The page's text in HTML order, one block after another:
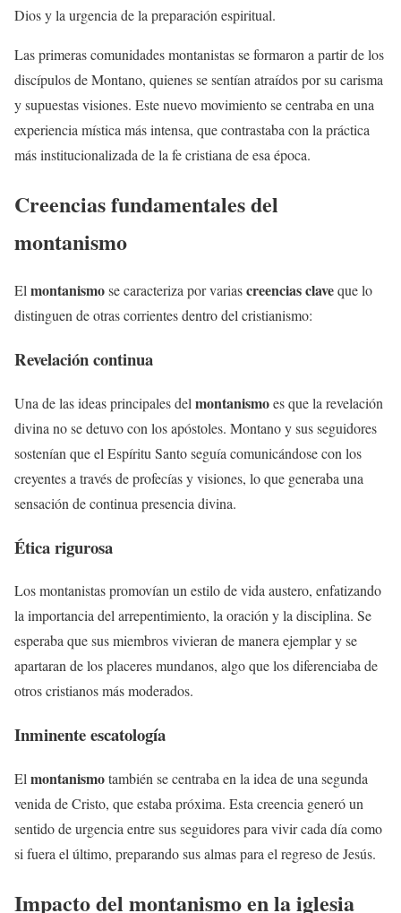
Dios y la urgencia de la preparación espiritual.
Las primeras comunidades montanistas se formaron a partir de los
discípulos de Montano, quienes se sentían atraídos por su carisma
y supuestas visiones. Este nuevo movimiento se centraba en una
experiencia mística más intensa, que contrastaba con la práctica
más institucionalizada de la fe cristiana de esa época.
Creencias fundamentales del
montanismo
Elmontanismose caracteriza por variascreencias claveque lo
distinguen de otras corrientes dentro del cristianismo:
Revelación continua
Una de las ideas principales del montanismoes que la revelación
divina no se detuvo con los apóstoles. Montano y sus seguidores
sostenían que el Espíritu Santo seguía comunicándose con los
creyentes a través de profecías y visiones, lo que generaba una
sensación de continua presencia divina.
Ética rigurosa
Los montanistas promovían un estilo de vida austero, enfatizando
la importancia del arrepentimiento, la oración y la disciplina. Se
esperaba que sus miembros vivieran de manera ejemplar y se
apartaran de los placeres mundanos, algo que los diferenciaba de
otros cristianos más moderados.
Inminente escatología
El montanismotambién se centraba en la idea de una segunda
venida de Cristo, que estaba próxima. Esta creencia generó un
sentido de urgencia entre sus seguidores para vivir cada día como
si fuera el último, preparando sus almas para el regreso de Jesús.
Impacto del montanismoen la iglesia